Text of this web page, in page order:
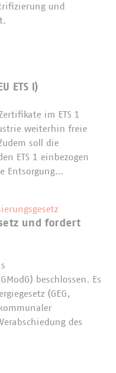
und
ETS I)
im ETS 1
weiterhin freie
soll die
ETS 1 einbezogen
Entsorgung…
und fordert
beschlossen. Es
(GEG,
des